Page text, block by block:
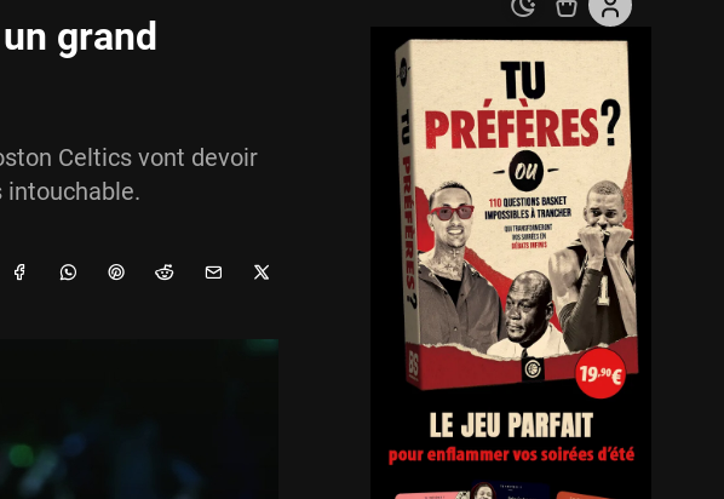
grand
Celtics vont devoir
intouchable.